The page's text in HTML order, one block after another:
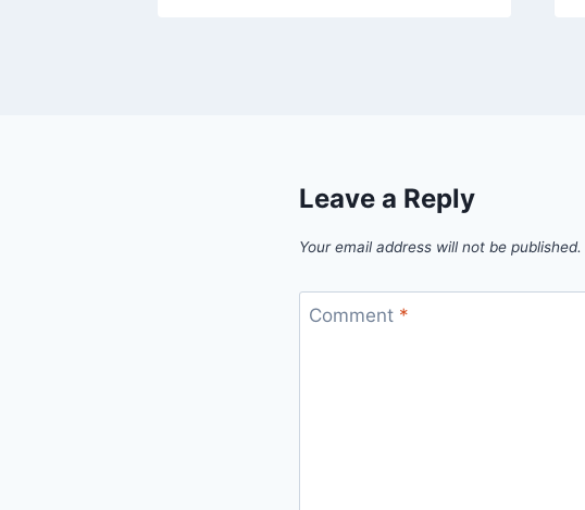
Leave a Reply
Your email address will not be published.
Comment *